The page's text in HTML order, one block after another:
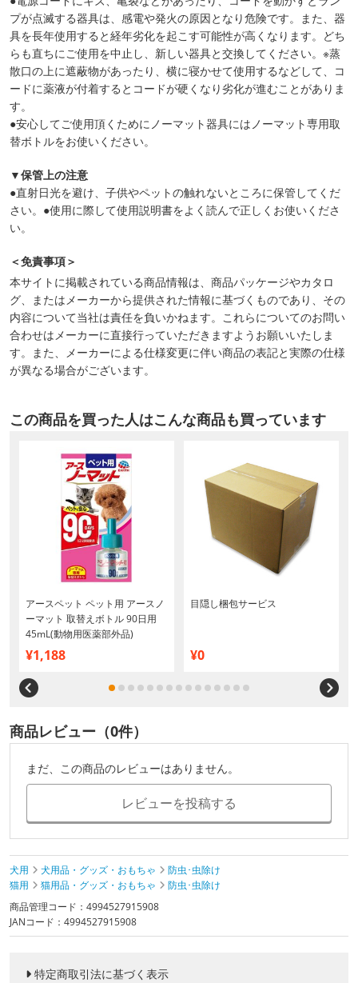
プが点滅する器具は、感電や発火の原因となり危険です。また、器
具を長年使用すると経年劣化を起こす可能性が高くなります。どち
らも直ちにご使用を中止し、新しい器具と交換してください。※蒸
散口の上に遮蔽物があったり、横に寝かせて使用するなどして、コ
ードに薬液が付着するとコードが硬くなり劣化が進むことがありま
す。
●安心してご使用頂くためにノーマット器具にはノーマット専用取
替ボトルをお使いください。
▼保管上の注意
●直射日光を避け、子供やペットの触れないところに保管してくだ
さい。●使用に際して使用説明書をよく読んで正しくお使いくださ
い。
＜免責事項＞
本サイトに掲載されている商品情報は、商品パッケージやカタロ
グ、またはメーカーから提供された情報に基づくものであり、その
内容について当社は責任を負いかねます。これらについてのお問い
合わせはメーカーに直接行っていただきますようお願いいたしま
す。また、メーカーによる仕様変更に伴い商品の表記と実際の仕様
が異なる場合がございます。
この商品を買った人はこんな商品も買っています
アースペット ペット用 アースノ
ーマット 取替えボトル 90日用
45mL(動物用医薬部外品)
¥1,188
目隠し梱包サービス
¥0
商品レビュー（0件）
まだ、この商品のレビューはありません。
レビューを投稿する
犬用 犬用品・グッズ・おもちゃ
防虫･虫除け
猫用
猫用品・グッズ・おもちゃ
防虫･虫除け
商品管理コード：4994527915908
JANコード：4994527915908
特定商取引法に基づく表示